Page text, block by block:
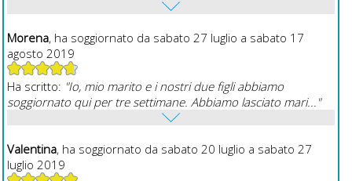
Morena, ha soggiornato da sabato 27 luglio a sabato 17
agosto 2019
Ha scritto: "Io, mio marito e i nostri due figli abbiamo
soggiornato qui per tre settimane. Abbiamo lasciato mari..."
Valentina, ha soggiornato da sabato 20 luglio a sabato 27
luglio 2019